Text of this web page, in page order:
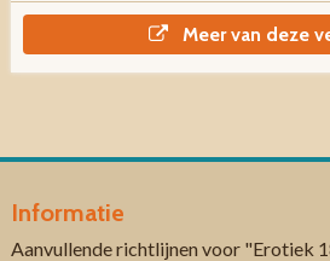
Meer van deze
Informatie
Aanvullende richtlijnen voor "Erotiek